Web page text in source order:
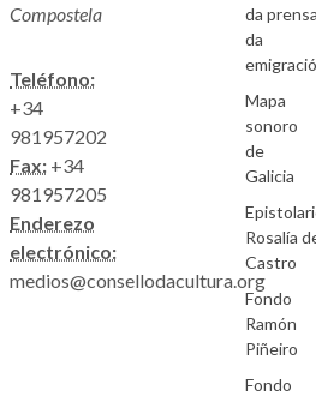
Compostela
Teléfono:
+34
981957202
Fax: +34
981957205
Enderezo
electrónico:
medios@consellodacultura.org
da prensa
da
Mapa
sonoro
de
Galicia
Rosalía
Castro
Fondo
Ramón
Piñeiro
Fondo